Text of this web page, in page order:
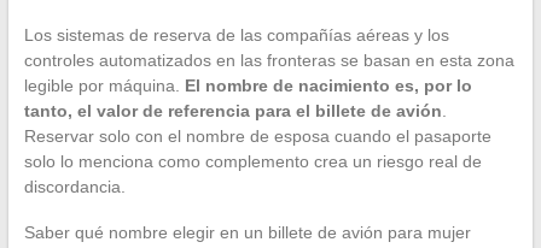
Los sistemas de reserva de las compañías aéreas y los
controles automatizados en las fronteras se basan en esta zona
legible por máquina. El nombre de nacimiento es, por lo
tanto, el valor de referencia para el billete de avión
Reservar solo con el nombre de esposa cuando el pasaporte
solo lo menciona como complemento crea un riesgo real de
discordancia.
Saber qué nombre elegir en un billete de avión para mujer